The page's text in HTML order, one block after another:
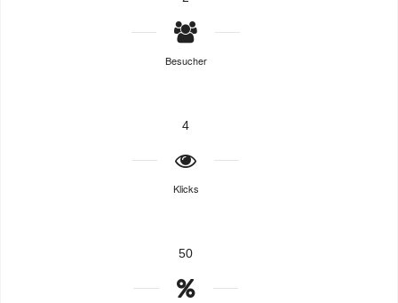
Besucher
4
Klicks
50